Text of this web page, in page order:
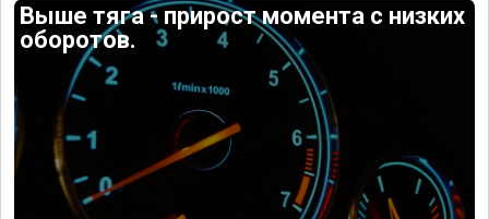
Выше тяга - прирост момента с низких
оборотов.